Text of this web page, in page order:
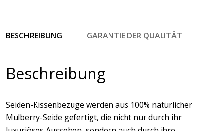
BESCHREIBUNG GARANTIE DER QUALITÄT
Beschreibung
Seiden-Kissenbezüge werden aus 100% natürlicher
Mulberry-Seide gefertigt, die nicht nur durch ihr